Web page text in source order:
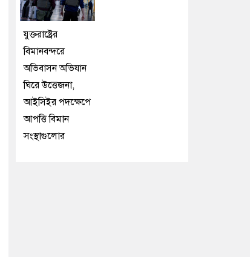
যুক্তরাষ্ট্রের
বিমানবন্দরে
অভিবাসন অভিযান
ঘিরে উত্তেজনা,
আইসিইর পদক্ষেপে
আপত্তি বিমান
সংস্থাগুলোর